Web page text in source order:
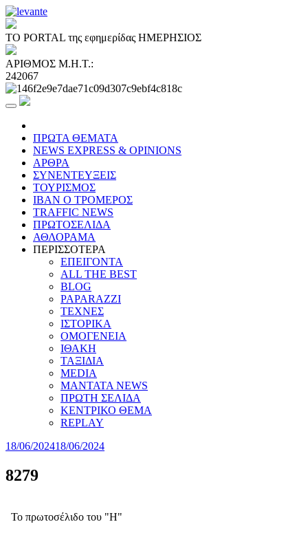
ΤΟ PORTAL της εφημερίδας ΗΜΕΡΗΣΙΟΣ
ΑΡΙΘΜΟΣ Μ.Η.Τ.:
242067
ΠΡΩΤΑ ΘΕΜΑΤΑ
NEWS EXPRESS & OPINIONS
ΑΡΘΡΑ
ΣΥΝΕΝΤΕΥΞΕΙΣ
ΤΟΥΡΙΣΜΟΣ
ΙΒΑΝ Ο ΤΡΟΜΕΡΟΣ
TRAFFIC NEWS
ΠΡΩΤΟΣΕΛΙΔΑ
ΑΘΛΟΡΑΜΑ
ΠΕΡΙΣΣΟΤΕΡΑ
ΕΠΕΙΓΟΝΤΑ
ALL THE BEST
BLOG
PAPARAZZI
ΤΕΧΝΕΣ
ΙΣΤΟΡΙΚΑ
ΟΜΟΓΕΝΕΙΑ
ΙΘΑΚΗ
ΤΑΞΙΔΙΑ
MEDIA
MANTATA NEWS
ΠΡΩΤΗ ΣΕΛΙΔΑ
ΚΕΝΤΡΙΚΟ ΘΕΜΑ
REPLAY
18/06/202418/06/2024
8279
Το πρωτοσέλιδο του "Η"